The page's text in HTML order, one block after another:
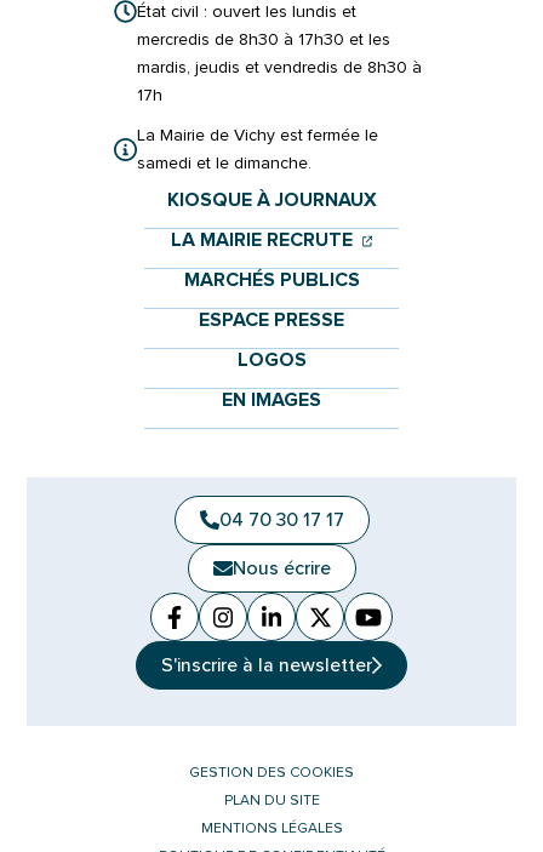
État civil : ouvert les lundis et
mercredis de 8h30 à 17h30 et les
mardis, jeudis et vendredis de 8h30 à
17h
La Mairie de Vichy est fermée le
samedi et le dimanche.
KIOSQUE À JOURNAUX
LA MAIRIE RECRUTE (OUVERTURE
(OUVERTURE
MARCHÉS PUBLICS
ESPACE PRESSE
LOGOS
EN IMAGES
04 70 30 17 17
Nous écrire
Facebook
(ouverture dans un nouvel onglet)
Instagram
(ouverture dans un nouvel
Linkedin
(ouverture dans un nouvel
X (Twitter)
(ouverture dans un
YouTube
(ouverture dans
S'inscrire à la newsletter
GESTION DES COOKIES
PLAN DU SITE
MENTIONS LÉGALES